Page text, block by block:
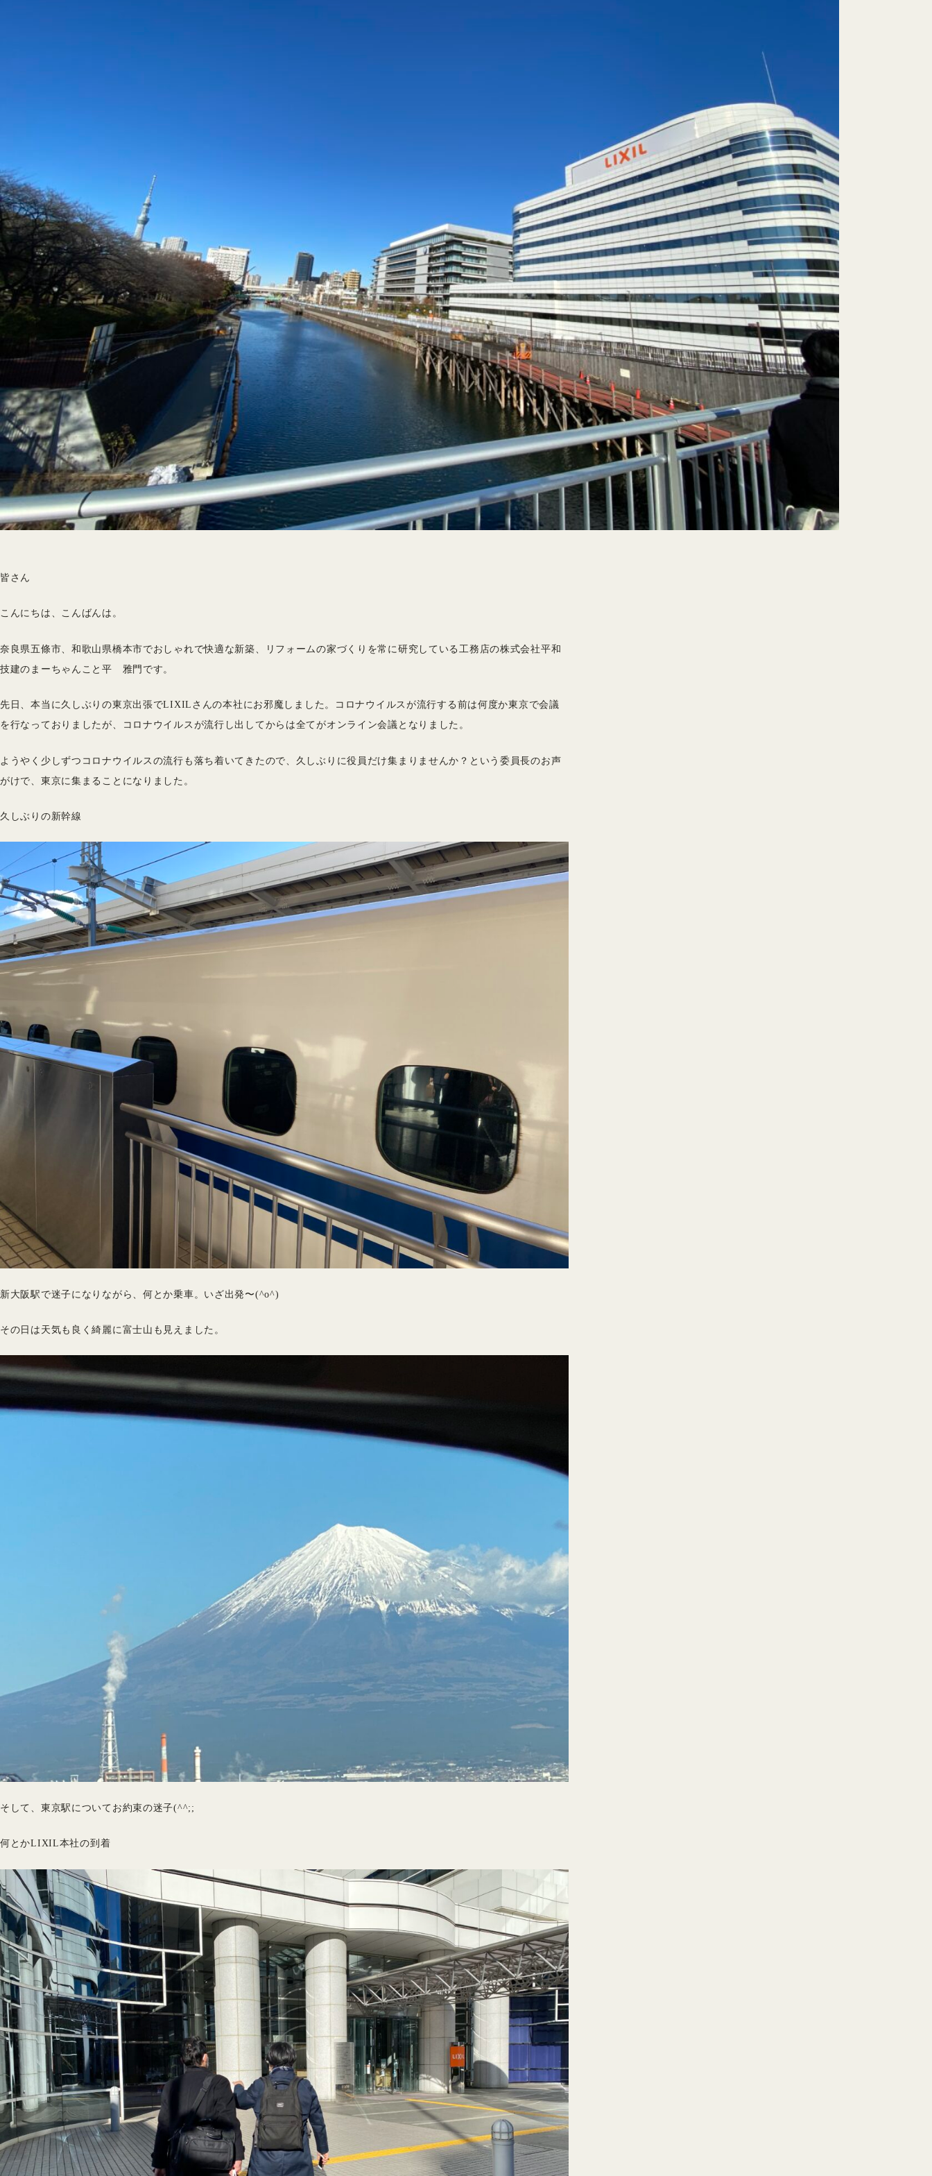
皆さん
こんにちは、こんばんは。
奈良県五條市、和歌山県橋本市でおしゃれで快適な新築、リフォームの家づくりを常に研究している工務店の株式会社平和
技建のまーちゃんこと平 雅門です。
先日、本当に久しぶりの東京出張でLIXILさんの本社にお邪魔しました。コロナウイルスが流行する前は何度か東京で会議
を行なっておりましたが、コロナウイルスが流行し出してからは全てがオンライン会議となりました。
ようやく少しずつコロナウイルスの流行も落ち着いてきたので、久しぶりに役員だけ集まりませんか？という委員長のお声
がけで、東京に集まることになりました。
久しぶりの新幹線
新大阪駅で迷子になりながら、何とか乗車。いざ出発〜(^o^)
その日は天気も良く綺麗に富士山も見えました。
そして、東京駅についてお約束の迷子(^^;;
何とかLIXIL本社の到着